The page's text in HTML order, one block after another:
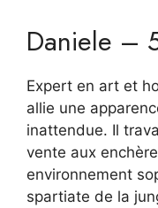
Daniele –
Expert en art et
allie une
inattendue. Il
vente aux
environnement
spartiate de la